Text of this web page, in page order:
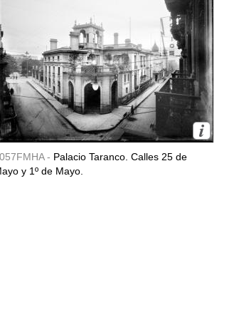
- Palacio Taranco. Calles 25 de
y 1º de Mayo.